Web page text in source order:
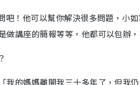
吧！他可以幫你解決很多問題，小
做講座的簡報等等，他都可以包辦
我的媽媽離開我三十多年了，但我仍